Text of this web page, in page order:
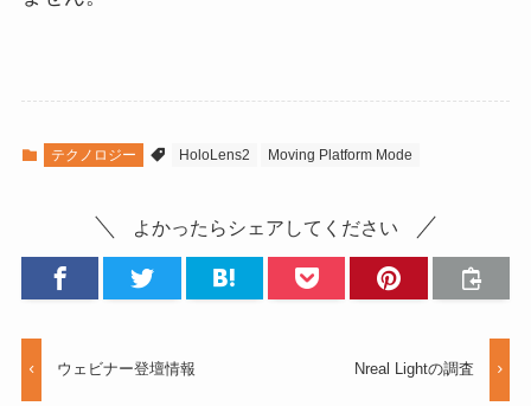
テクノロジー HoloLens2 Moving Platform Mode
よかったらシェアしてください
ウェビナー登壇情報 Nreal Lightの調査